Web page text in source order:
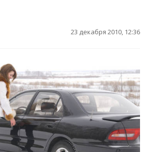
23 декабря 2010, 12:36